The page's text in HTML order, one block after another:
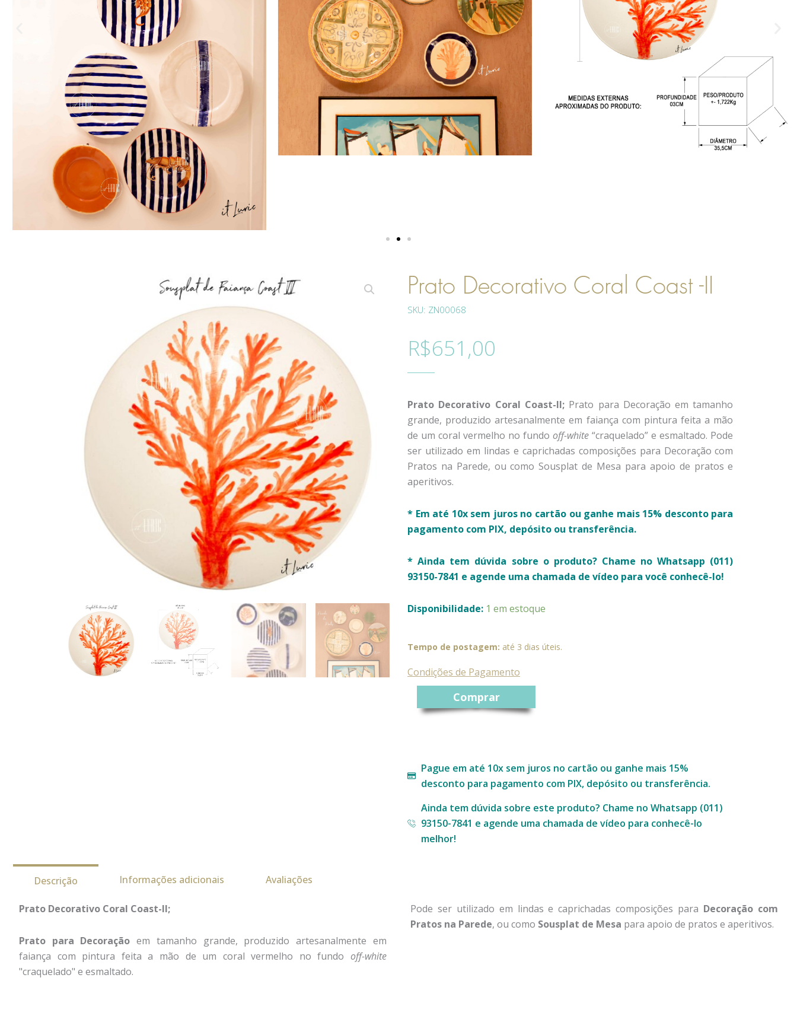
Prato Decorativo Coral Coast -II
SKU: ZN00068
R$651,00
Prato Decorativo Coral Coast-II; Prato para Decoração em tamanho
grande, produzido artesanalmente em faiança com pintura feita a mão
de um coral vermelho no fundooff-white “craquelado” e esmaltado. Pode
ser utilizado em lindas e caprichadas composições para Decoração com
Pratos na Parede, ou como Sousplat de Mesa para apoio de pratos e
aperitivos.
* Em até 10x sem juros no cartão ou ganhe mais 15% desconto para
pagamento com PIX, depósito ou transferência.
* Ainda tem dúvida sobre o produto? Chame no Whatsapp (011)
93150-7841 e agende uma chamada de vídeo para você conhecê-lo!
Disponibilidade: 1 em estoque
Tempo de postagem: até 3 dias úteis.
Condições de Pagamento
Prato
Decorativo
Coast
quantidade
Comprar
Pague em até 10x sem juros no cartão ou ganhe mais 15%
desconto para pagamento com PIX, depósito ou transferência.
Ainda tem dúvida sobre este produto? Chame no Whatsapp (011)
93150-7841 e agende uma chamada de vídeo para conhecê-lo
melhor!
Descrição Informações adicionais Avaliações
Prato Decorativo Coral Coast-II;
Prato para Decoração em tamanho grande, produzido artesanalmente em
faiança com pintura feita a mão de um coral vermelho no fundo off-white
"craquelado" e esmaltado.
Pode ser utilizado em lindas e caprichadas composições para Decoração com
Pratos na Parede, ou como Sousplat de Mesa para apoio de pratos e aperitivos.